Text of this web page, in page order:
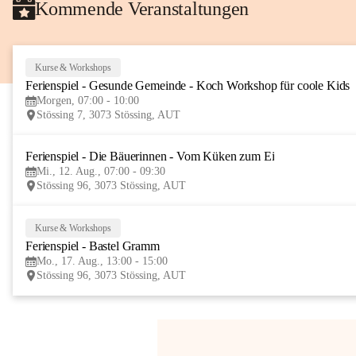
Kommende Veranstaltungen
Kurse & Workshops
Ferienspiel - Gesunde Gemeinde - Koch Workshop für coole Kids
Morgen, 07:00 - 10:00
Stössing 7, 3073 Stössing, AUT
Ferienspiel - Die Bäuerinnen - Vom Küken zum Ei
Mi., 12. Aug., 07:00 - 09:30
Stössing 96, 3073 Stössing, AUT
Kurse & Workshops
Ferienspiel - Bastel Gramm
Mo., 17. Aug., 13:00 - 15:00
Stössing 96, 3073 Stössing, AUT